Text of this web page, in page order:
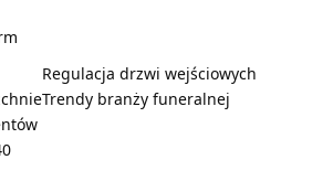
Regulacja drzwi wejściowych
Trendy branży funeralnej